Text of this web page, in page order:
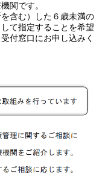
関です。
含む）した６歳未満の
て指定することを希望
付窓口にお申し込みく